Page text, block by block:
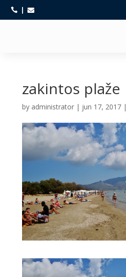
 
zakintos plaže
by administrator| jun 17, 2017|